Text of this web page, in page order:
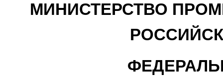
МИНИСТЕРСТВО